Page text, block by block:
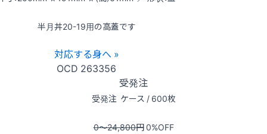
半月丼20-19用の高蓋です
対応する身へ »
OCD 263356
受発注
受発注 ケース / 600枚
0〜24,800円0%OFF